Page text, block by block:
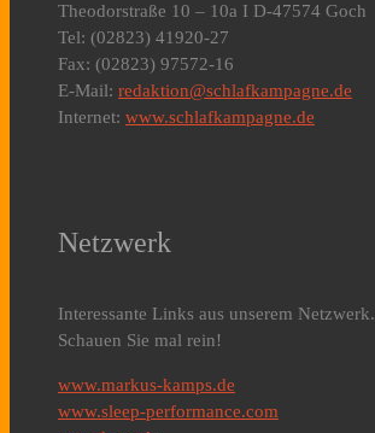
Theodorstraße 10 – 10a I D-47574 Goch
Tel: (02823) 41920-27
Fax: (02823) 97572-16
E-Mail: redaktion@schlafkampagne.de
Internet: www.schlafkampagne.de
Netzwerk
Interessante Links aus unserem Netzwerk.
Schauen Sie mal rein!
www.markus-kamps.de
www.sleep-performance.com